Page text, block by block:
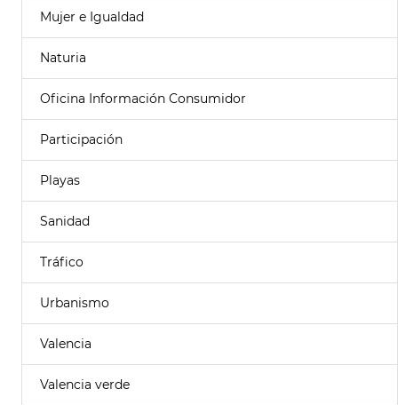
Mujer e Igualdad
Naturia
Oficina Información Consumidor
Participación
Playas
Sanidad
Tráfico
Urbanismo
Valencia
Valencia verde